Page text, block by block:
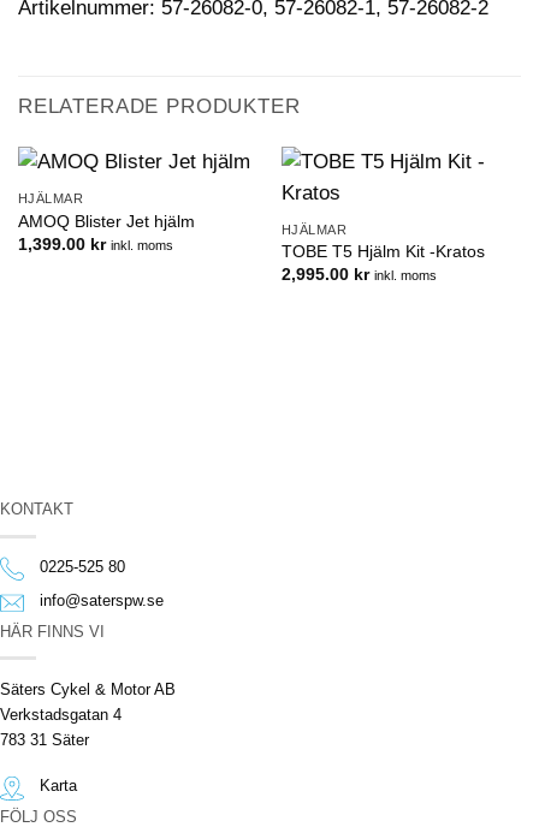
Artikelnummer: 57-26082-0, 57-26082-1, 57-26082-2
RELATERADE PRODUKTER
HJÄLMAR
AMOQ Blister Jet hjälm
1,399.00 kr inkl. moms
HJÄLMAR
TOBE T5 Hjälm Kit -Kratos
2,995.00 kr inkl. moms
KONTAKT
0225-525 80
info@saterspw.se
HÄR FINNS VI
Säters Cykel & Motor AB
Verkstadsgatan 4
783 31 Säter
Karta
FÖLJ OSS